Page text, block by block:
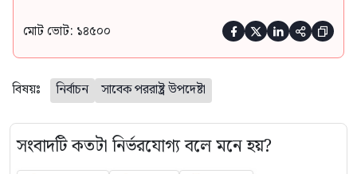
মোট ভোট: ১৪৫০০     
বিষয়ঃ নির্বাচন সাবেক পররাষ্ট্র উপদেষ্টা
সংবাদটি কতটা নির্ভরযোগ্য বলে মনে হয়?